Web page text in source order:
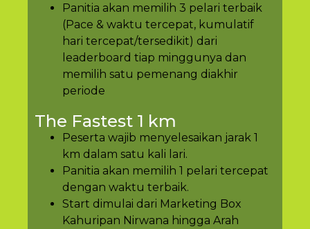
Panitia akan memilih 3 pelari terbaik
(Pace & waktu tercepat, kumulatif
hari tercepat/tersedikit) dari
leaderboard tiap minggunya dan
memilih satu pemenang diakhir
periode
The Fastest 1 km
Peserta wajib menyelesaikan jarak 1
km dalam satu kali lari.
Panitia akan memilih 1 pelari tercepat
dengan waktu terbaik.
Start dimulai dari Marketing Box
Kahuripan Nirwana hingga Arah